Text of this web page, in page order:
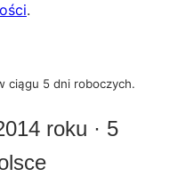
.
ciągu 5 dni roboczych.
roku · 5